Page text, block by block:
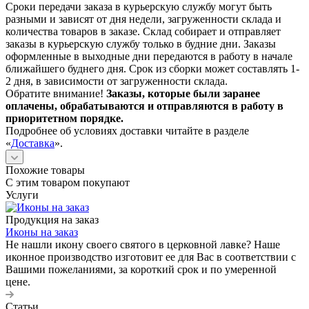
Сроки передачи заказа в курьерскую службу могут быть
разными и зависят от дня недели, загруженности склада и
количества товаров в заказе. Склад собирает и отправляет
заказы в курьерскую службу только в будние дни. Заказы
оформленные в выходные дни передаются в работу в начале
ближайшего буднего дня. Срок из сборки может составлять 1-
2 дня, в зависимости от загруженности склада.
Обратите внимание! Заказы, которые были заранее
оплачены, обрабатываются и отправляются в работу в
приоритетном порядке.
Подробнее об условиях доставки читайте в разделе
«Доставка».
Похожие товары
С этим товаром покупают
Услуги
Продукция на заказ
Иконы на заказ
Не нашли икону своего святого в церковной лавке? Наше
иконное производство изготовит ее для Вас в соответствии с
Вашими пожеланиями, за короткий срок и по умеренной
цене.